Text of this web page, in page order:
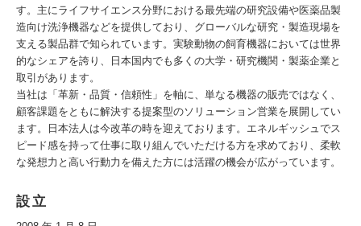
す。主にライフサイエンス分野における最先端の研究設備や医薬品製
造向け洗浄機器などを提供しており、グローバルな研究・製造現場を
支える製品群で知られています。実験動物の飼育機器においては世界
的なシェアを誇り、日本国内でも多くの大学・研究機関・製薬企業と
取引があります。
当社は「革新・品質・信頼性」を軸に、単なる機器の販売ではなく、
顧客課題をともに解決する提案型のソリューション営業を展開してい
ます。日本法人は今改革の時を迎えております。エネルギッシュでス
ピード感を持って仕事に取り組んでいただける方を求めており、柔軟
な発想力と高い行動力を備えた方には活躍の機会が広がっています。
設立